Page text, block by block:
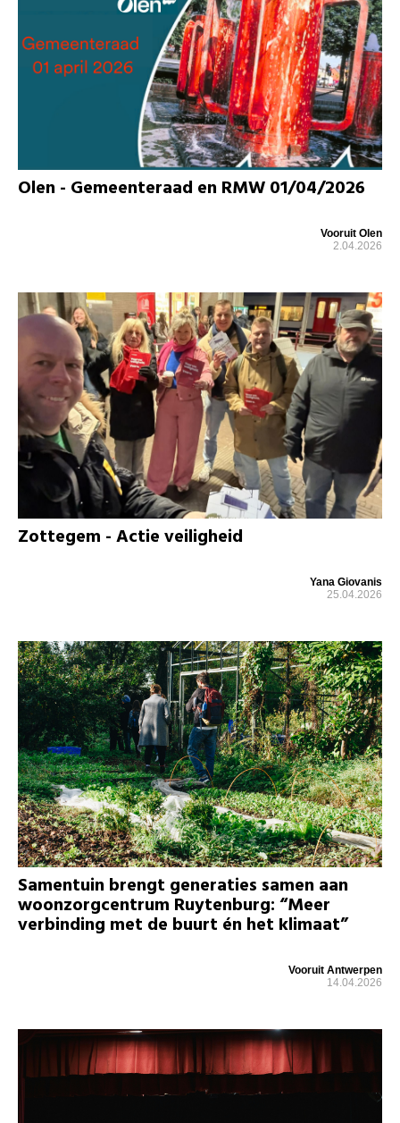
Olen - Gemeenteraad en RMW 01/04/2026
Vooruit Olen
2.04.2026
Zottegem - Actie veiligheid
Yana Giovanis
25.04.2026
Samentuin brengt generaties samen aan
woonzorgcentrum Ruytenburg: “Meer
verbinding met de buurt én het klimaat”
Vooruit Antwerpen
14.04.2026